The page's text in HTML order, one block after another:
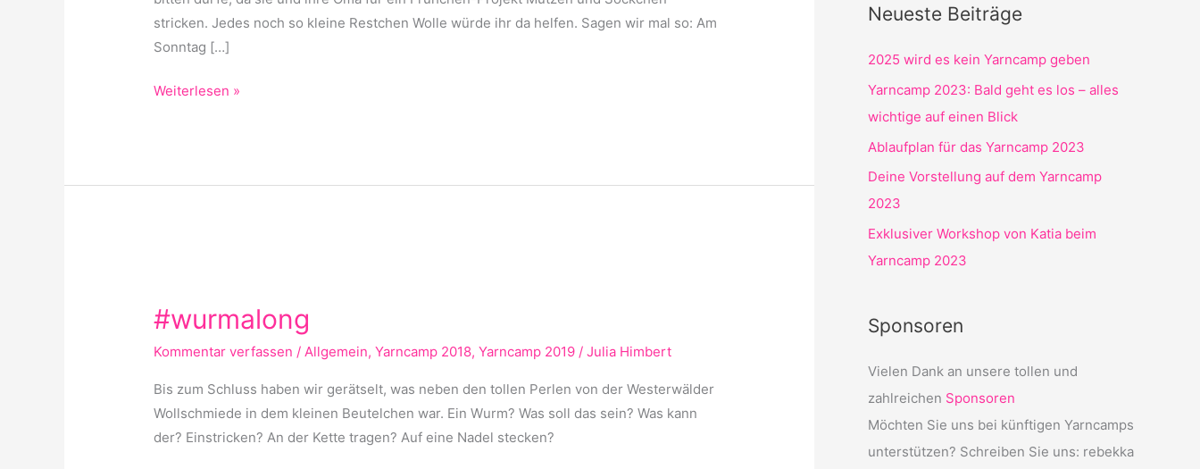
stricken. Jedes noch so kleine Restchen Wolle würde ihr da helfen. Sagen wir mal so: Am
Sonntag […]
Weiterlesen »
#wurmalong
Kommentar verfassen / Allgemein,Yarncamp 2018,Yarncamp 2019 /Julia Himbert
Bis zum Schluss haben wir gerätselt, was neben den tollen Perlen von der Westerwälder
Wollschmiede in dem kleinen Beutelchen war. Ein Wurm? Was soll das sein? Was kann
der? Einstricken? An der Kette tragen? Auf eine Nadel stecken?
Neueste Beiträge
2025 wird es kein Yarncamp geben
Yarncamp 2023: Bald geht es los – alles
wichtige auf einen Blick
Ablaufplan für das Yarncamp 2023
Deine Vorstellung auf dem Yarncamp
2023
Exklusiver Workshop von Katia beim
Yarncamp 2023
Sponsoren
Vielen Dank an unsere tollen und
zahlreichen Sponsoren
Möchten Sie uns bei künftigen Yarncamps
unterstützen? Schreiben Sie uns: rebekka